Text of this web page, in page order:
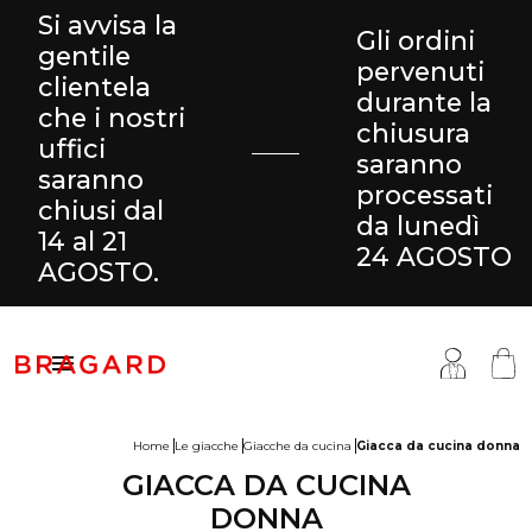
Si avvisa la
gentile
clientela
che i nostri
uffici
saranno
chiusi dal
14 al 21
AGOSTO.
Gli ordini
pervenuti
durante la
chiusura
saranno
processati
da lunedì
24 AGOSTO

& Gonne
Home Le giacche Giacche da cucina Giacca da cucina donna
GIACCA DA CUCINA
DONNA